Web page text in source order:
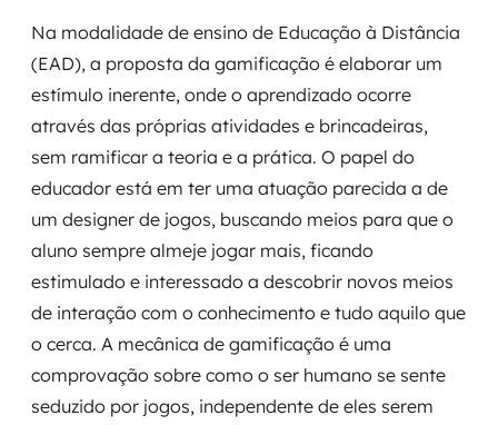
Sustentar operações com eficiência
Sustentação de aplicações
SRE / DevOps
Monitoramento 24x7
Suporte a banco de dados
FinOps
Billing Cloud
Gestão de infraestrutura
Na modalidade de ensino de Educação à Distância
(EAD), a proposta da gamificação é elaborar um
estímulo inerente, onde o aprendizado ocorre
através das próprias atividades e brincadeiras,
sem ramificar a teoria e a prática. O papel do
educador está em ter uma atuação parecida a de
um designer de jogos, buscando meios para que o
aluno sempre almeje jogar mais, ficando
estimulado e interessado a descobrir novos meios
de interação com o conhecimento e tudo aquilo que
o cerca. A mecânica de gamificação é uma
comprovação sobre como o ser humano se sente
seduzido por jogos, independente de eles serem